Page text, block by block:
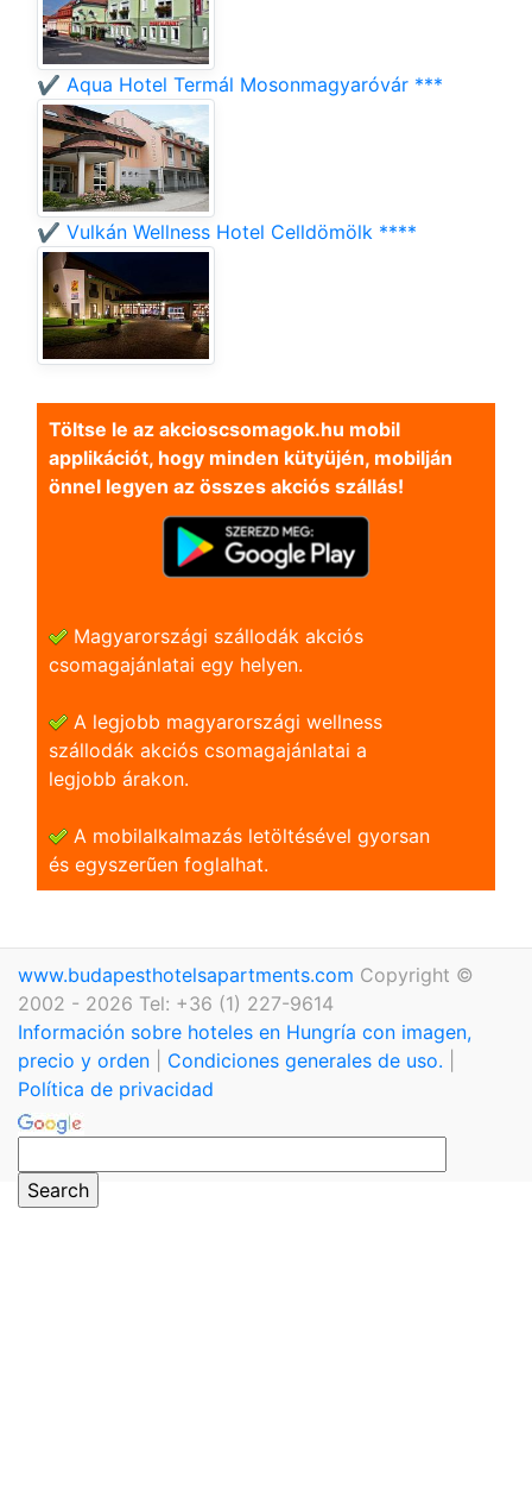
✔️ Aqua Hotel Termál Mosonmagyaróvár ***
✔️ Vulkán Wellness Hotel Celldömölk ****
Töltse le az akcioscsomagok.hu mobil
applikációt, hogy minden kütyüjén, mobilján
önnel legyen az összes akciós szállás!
Magyarországi szállodák akciós
csomagajánlatai egy helyen.
A legjobb magyarországi wellness
szállodák akciós csomagajánlatai a
legjobb árakon.
A mobilalkalmazás letöltésével gyorsan
és egyszerũen foglalhat.
www.budapesthotelsapartments.com Copyright ©
2002 - 2026 Tel: +36 (1) 227-9614
Información sobre hoteles en Hungría con imagen,
precio y orden
Condiciones generales de uso.
Política de privacidad